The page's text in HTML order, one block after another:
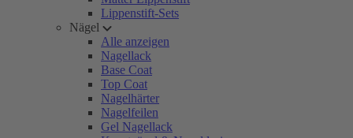
Lippenstift-Sets
Nägel
Alle anzeigen
Nagellack
Base Coat
Top Coat
Nagelhärter
Nagelfeilen
Gel Nagellack